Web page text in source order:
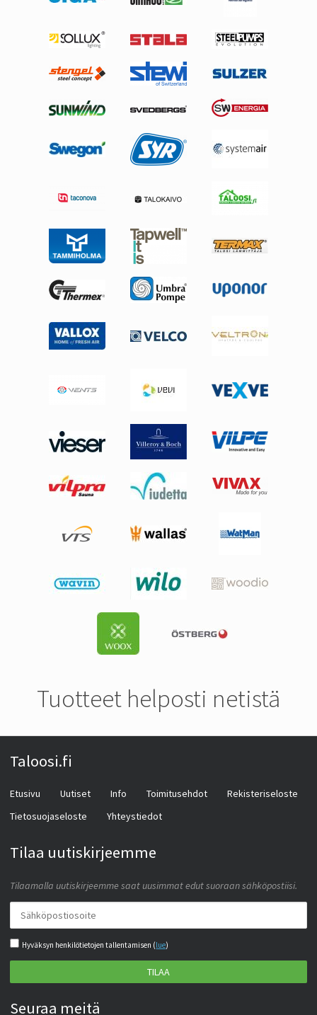
Tuotteet helposti netistä
Taloosi.fi
Etusivu Uutiset Info Toimitusehdot
Rekisteriseloste
Tietosuojaseloste
Yhteystiedot
Tilaa uutiskirjeemme
Tilaamalla uutiskirjeemme saat uusimmat edut suoraan sähköpostiisi.
Hyväksyn henkilötietojen tallentamisen (lue)
TILAA
Seuraa meitä